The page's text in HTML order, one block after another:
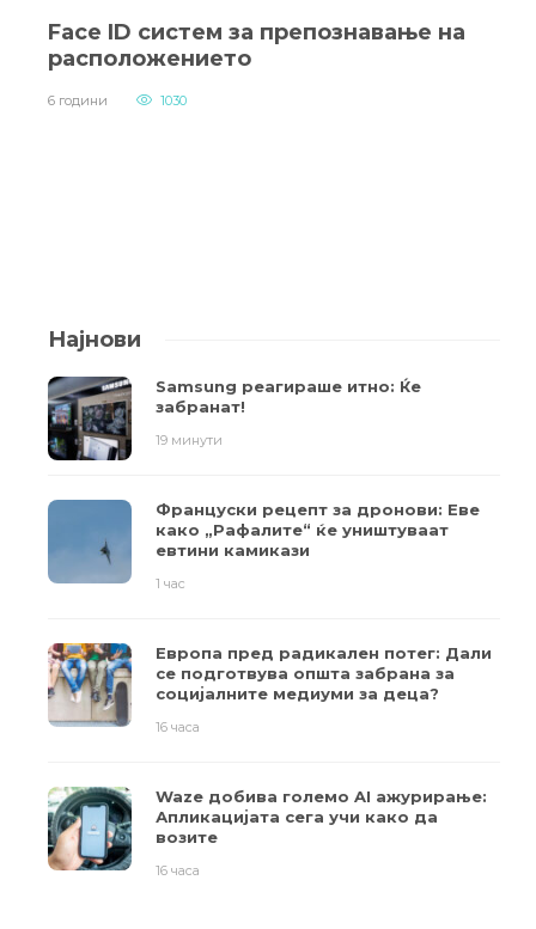
Face ID систем за препознавање на
расположението
6 години 1030
Најнови
Samsung реагираше итно: Ќе
забранат!
19 минути
Француски рецепт за дронови: Еве
како „Рафалите“ ќе уништуваат
евтини камикази
1 час
Европа пред радикален потег: Дали
се подготвува општа забрана за
социјалните медиуми за деца?
16 часа
Waze добива големо AI ажурирање:
Апликацијата сега учи како да
возите
16 часа